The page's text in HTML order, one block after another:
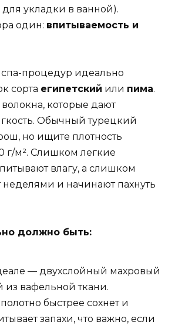
для укладки в ванной).
один: впитываемость и
процедур идеально
сорта египетский или пима.
которые дают
Обычный турецкий
но ищите плотность
г/м². Слишком легкие
влагу, а слишком
неделями и начинают пахнуть
должно быть:
— двухслойный махровый
вафельной ткани.
быстрее сохнет и
запахи, что важно, если